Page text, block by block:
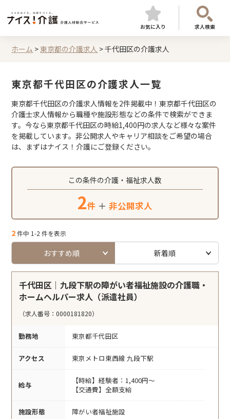
お気に入り 求人検索
ホーム >東京都の介護求人 >千代田区の介護求人
東京都千代田区の介護求人一覧
東京都千代田区の介護求人情報を2件掲載中！東京都千代田区の
介護士求人情報から職種や施設形態などの条件で検索ができま
す。今なら東京都千代田区の時給1,400円の求人など様々な案件
を掲載しています。非公開求人やキャリア相談をご希望の場合
は、まずはナイス！介護にご登録ください。
この条件の介護・福祉求人数
2件 ＋ 非公開求人
2件中 1-2 件を表示
おすすめ順 新着順
千代田区｜九段下駅の障がい者福祉施設の介護職・
ホームヘルパー求人（派遣社員）
（求人番号：0000181820）
勤務地 東京都千代田区
アクセス 東京メトロ東西線 九段下駅
給与
【時給】経験者：1,400円～
【交通費】全額支給
施設形態 障がい者福祉施設